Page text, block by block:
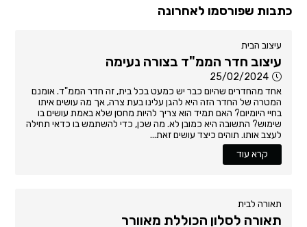
כתבות שפורסמו לאחרונה
עיצוב הבית
עיצוב חדר הממ"ד בצורה נעימה
25/02/2024
אחד מהחדרים שהיום כבר יש כמעט בכל בית, זה חדר הממ"ד. אומנם
המטרה של החדר הזה היא להגן עלינו בעת צרה, אך מה עושים איתו
בחיי היומיום? האם תמיד הוא צריך להיות מחסן שלא באמת עושים בו
שימוש? התשובה היא כמובן לא. מה שכן, כדי להשתמש בו כדאי תחילה
לעצב אותו. תוהים כיצד עושים זאת...
קרא עוד
תאורה לבית
תאורה לסלון הכוללת מאוורר